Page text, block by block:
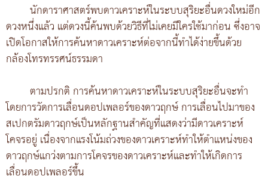
นักดาราศาสตร์พบดาวเคราะห์ในระบบสุริยะอื่นดวงใหม่อีก
ดวงหนึ่งแล้ว แต่ดวงนี้ค้นพบด้วยวิธีที่ไม่เคยมีใครใช้มาก่อน ซึ่งอาจ
เปิดโอกาสให้การค้นหาดาวเคราะห์ต่อจากนี้ทำได้ง่ายขึ้นด้วย
กล้องโทรทรรศน์ธรรมดา
ตามปรกติ การค้นหาดาวเคราะห์ในระบบสุริยะอื่นจะทำ
โดยการวัดการเลื่อนดอปเพลอร์ของดาวฤกษ์ การเลื่อนไปมาของ
สเปกตรัมดาวฤกษ์เป็นหลักฐานสำคัญที่แสดงว่ามีดาวเคราะห์
โคจรอยู่ เนื่องจากแรงโน้มถ่วงของดาวเคราะห์ทำให้ตำแหน่งของ
ดาวฤกษ์แกว่งตามการโคจรของดาวเคราะห์และทำให้เกิดการ
เลื่อนดอปเพลอร์ขึ้น